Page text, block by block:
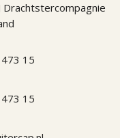
Drachtstercompagnie
15
15